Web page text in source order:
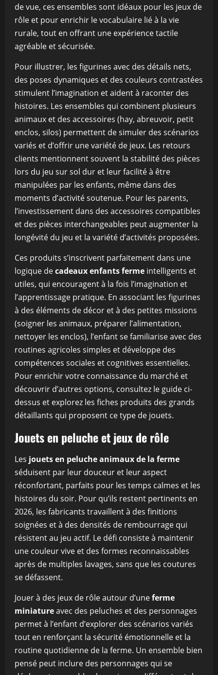
de vue, ces ensembles sont idéaux pour les jeux de
rôle et pour enrichir le vocabulaire lié à la vie
rurale, tout en offrant une expérience tactile
agréable et sécurisée.
Pour illustrer, les figurines avec des détails nets,
des poses dynamiques et des couleurs contrastées
stimulent l’imagination et aident à raconter des
histoires. Les ensembles qui combinent plusieurs
animaux et des accessoires (hay, abreuvoir, petit
enclos, silos) permettent de simuler des scénarios
variés et d’offrir une variété de jeux. Les retours
clients mentionnent souvent la stabilité des pièces
lors du jeu sur sol dur et leur facilité à être
manipulées par les enfants, même dans des
moments d’activité soutenue. Pour les parents,
l’investissement dans des accessoires compatibles
et des pièces interchangeables peut augmenter la
longévité du jeu et la variété d’activités proposées.
Ces produits s’inscrivent parfaitement dans une
logique decadeaux enfants ferme intelligents et
utiles, qui encouragent à la fois l’imagination et
l’apprentissage pratique. En associant les figurines
à des éléments de décor et à des petites missions
(soigner les animaux, préparer l’alimentation,
nettoyer les enclos), l’enfant se familiarise avec des
routines agricoles simples et développe des
compétences sociales et cognitives essentielles.
Pour enrichir votre connaissance du marché et
découvrir d’autres options, consultez le guide ci-
dessus et explorez les fiches produits des grands
détaillants qui proposent ce type de jouets.
Jouets en peluche et jeux de rôle
Les jouets en peluche animaux de la ferme
séduisent par leur douceur et leur aspect
réconfortant, parfaits pour les temps calmes et les
histoires du soir. Pour qu’ils restent pertinents en
2026, les fabricants travaillent à des finitions
soignées et à des densités de rembourrage qui
résistent au jeu actif. Le défi consiste à maintenir
une couleur vive et des formes reconnaissables
après de multiples lavages, sans que les coutures
se défassent.
Jouer à des jeux de rôle autour d’uneferme
miniatureavec des peluches et des personnages
permet à l’enfant d’explorer des scénarios variés
tout en renforçant la sécurité émotionnelle et la
routine quotidienne de la ferme. Un ensemble bien
pensé peut inclure des personnages qui se